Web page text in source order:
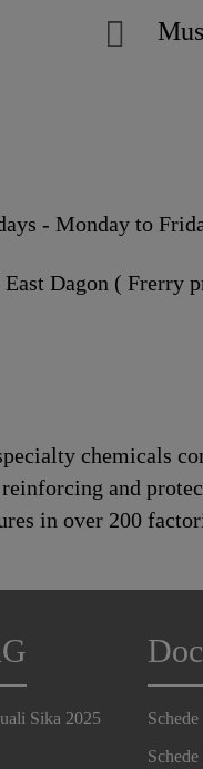
- Monday to
Dagon ( Frerry
chemicals
and
in over 200
Sika 2025